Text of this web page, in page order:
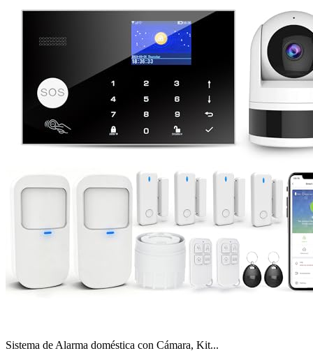
Sistema de Alarma doméstica con Cámara, Kit...